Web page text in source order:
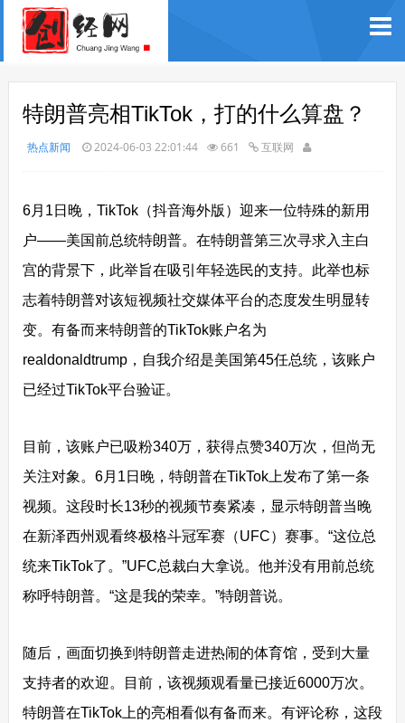
特朗普亮相TikTok，打的什么算盘？
热点新闻 2024-06-03 22:01:44 661 互联网
6月1日晚，TikTok（抖音海外版）迎来一位特殊的新用
户——美国前总统特朗普。在特朗普第三次寻求入主白
宫的背景下，此举旨在吸引年轻选民的支持。此举也标
志着特朗普对该短视频社交媒体平台的态度发生明显转
变。有备而来特朗普的TikTok账户名为
realdonaldtrump，自我介绍是美国第45任总统，该账户
已经过TikTok平台验证。
目前，该账户已吸粉340万，获得点赞340万次，但尚无
关注对象。6月1日晚，特朗普在TikTok上发布了第一条
视频。这段时长13秒的视频节奏紧凑，显示特朗普当晚
在新泽西州观看终极格斗冠军赛（UFC）赛事。“这位总
统来TikTok了。”UFC总裁白大拿说。他并没有用前总统
称呼特朗普。“这是我的荣幸。”特朗普说。
随后，画面切换到特朗普走进热闹的体育馆，受到大量
支持者的欢迎。目前，该视频观看量已接近6000万次。
特朗普在TikTok上的亮相看似有备而来。有评论称，这段